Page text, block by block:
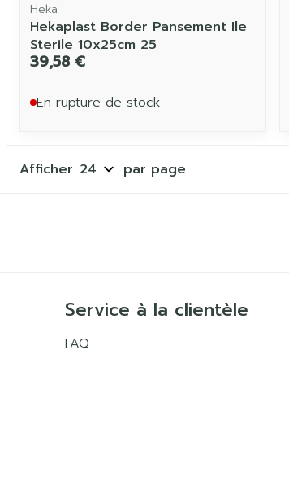
Heka
Hekaplast Border Pansement Ile
Sterile 10x25cm 25
39,58 €
En rupture de stock
Afficher par page
Service à la clientèle
FAQ